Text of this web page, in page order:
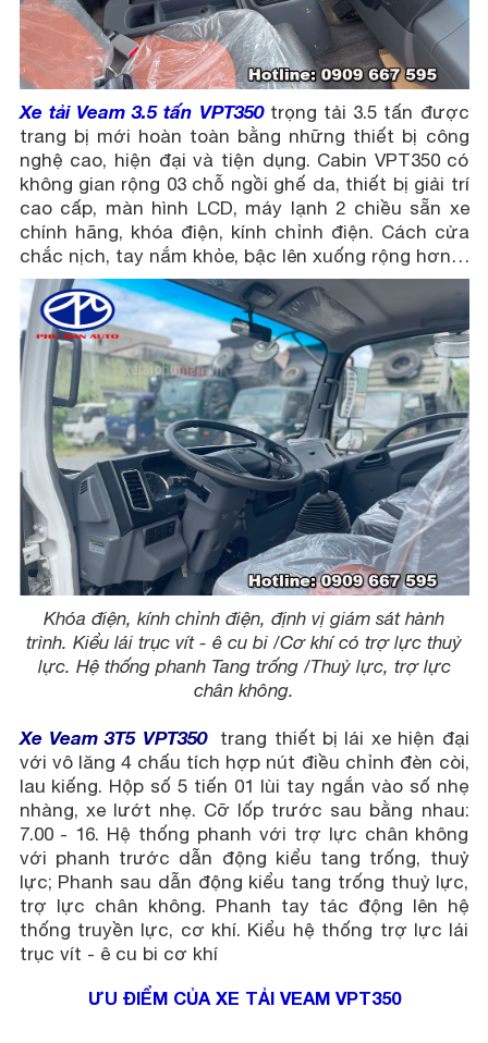
Xe tải Veam 3.5 tấn VPT350 trọng tải 3.5 tấn được
trang bị mới hoàn toàn bằng những thiết bị công
nghệ cao, hiện đại và tiện dụng. Cabin VPT350 có
không gian rộng 03 chỗ ngồi ghế da, thiết bị giải trí
cao cấp, màn hình LCD, máy lạnh 2 chiều sẵn xe
chính hãng, khóa điện, kính chỉnh điện. Cách cửa
chắc nịch, tay nắm khỏe, bậc lên xuống rộng hơn…
Khóa điện, kính chỉnh điện, định vị giám sát hành
trình. Kiểu lái trục vít - ê cu bi /Cơ khí có trợ lực thuỷ
lực. Hệ thống phanh Tang trống /Thuỷ lực, trợ lực
chân không.
Xe Veam 3T5 VPT350
trang thiết bị lái xe hiện đại
với vô lăng 4 chấu tích hợp nút điều chỉnh đèn còi,
lau kiếng. Hộp số 5 tiến 01 lùi tay ngắn vào số nhẹ
nhàng, xe lướt nhẹ. Cỡ lốp trước sau bằng nhau:
7.00 - 16. Hệ thống phanh với trợ lực chân không
với phanh trước dẫn động kiểu tang trống, thuỷ
lực; Phanh sau dẫn động kiểu tang trống thuỷ lực,
trợ lực chân không. Phanh tay tác động lên hệ
thống truyền lực, cơ khí. Kiểu hệ thống trợ lực lái
trục vít - ê cu bi cơ khí
ƯU ĐIỂM CỦA XE TẢI VEAM VPT350